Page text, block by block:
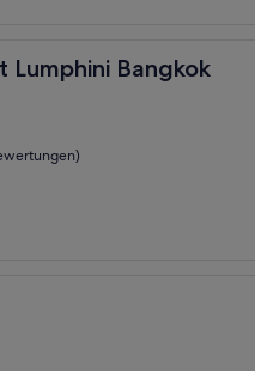
Lumphini Bangkok
Bangkok